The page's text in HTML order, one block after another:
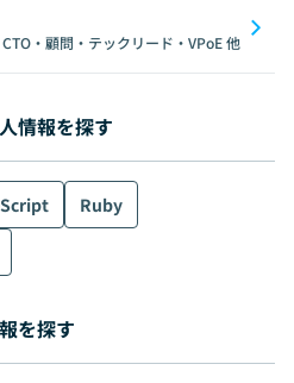
・顧問・テックリード・VPoE他
情報を探す
Ruby
を探す